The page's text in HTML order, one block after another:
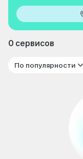
0 сервисов
По популярности